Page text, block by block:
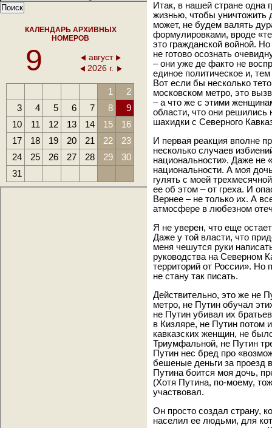
КАЛЕНДАРЬ АРХИВНЫХ
НОМЕРОВ
9
август
2026 г.
1
2
3
4 5 6 7 8
9
10
11 12 13 14 15
16
17
18 19 20 21 22
23
24
25 26 27 28 29
30
31
Итак, в нашей стране одна
жизнью, чтобы уничтожить
может, не будем валять
формулировками, вроде
это гражданской войной.
не готово осознать
– они уже де факто не
единое политическое и,
Вот если бы несколько
московском метро, это
– а что же с этими
области, что они
шахидки с Северного
И первая реакция вполне
несколько случаев
национальности». Даже не
национальности. А моя
гулять с моей
ее об этом – от греха. И
Вернее – не только их. А
атмосфере в любезном
Я не уверен, что еще
Даже у той власти, что
меня чешутся руки
руководства на Северном
территорий от России». Но
не стану так писать.
Действительно, это же не
метро, не Путин обучал
не Путин убивал их
в Кизляре, не Путин потом
кавказских женщин, не
Триумфальной, не Путин
Путин нес бред про
бешеные деньги за проезд
Путина боится моя дочь,
(Хотя Путина, по-моему,
участвовал.
Он просто создал страну,
населил ее людьми, для